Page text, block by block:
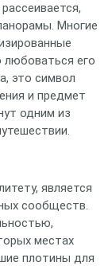
Многие
его
это символ
и предмет
одним из
является
сообществ.
местах
плотины для